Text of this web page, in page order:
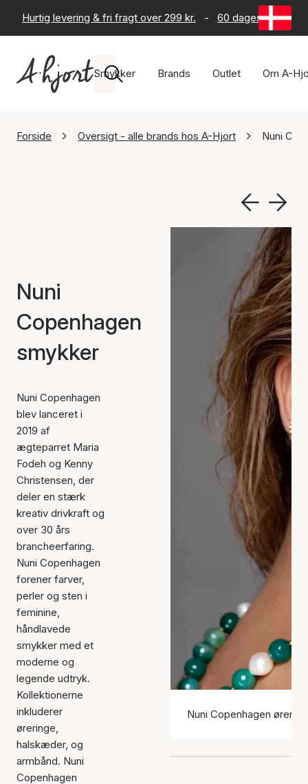
Hurtig levering & fri fragt over 299 kr. - 60 dages returret
Smykker Brands Outlet Om A-
Forside Oversigt - alle brands hos A-Hjort Nuni
Nuni
Copenhagen
smykker
Nuni Copenhagen
blev lanceret i
2019 af
ægteparret Maria
Fodeh og Kenny
Christensen, der
deler en stærk
kreativ drivkraft og
over 30 års
brancheerfaring.
Nuni Copenhagen
forener farver,
perler og sten i
feminine,
håndlavede
smykker med et
moderne og
legende udtryk.
Kollektionerne
inkluderer
øreringe,
halskæder, og
armbånd. Nuni
Copenhagen
Nuni Copenhagen